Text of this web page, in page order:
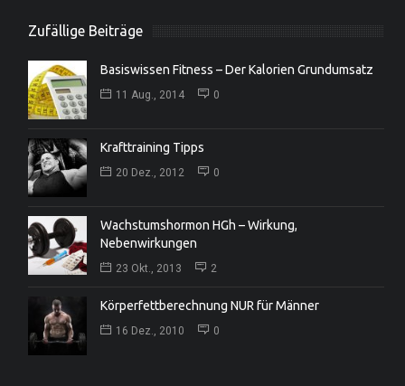
Zufällige Beiträge
Basiswissen Fitness – Der Kalorien Grundumsatz
11 Aug., 2014 0
Krafttraining Tipps
20 Dez., 2012 0
Wachstumshormon HGh – Wirkung,
Nebenwirkungen
23 Okt., 2013 2
Körperfettberechnung NUR für Männer
16 Dez., 2010 0